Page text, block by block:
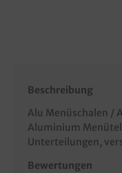
Beschreibung
Alu Menüschalen /
Aluminium
Unterteilungen,
Bewertungen